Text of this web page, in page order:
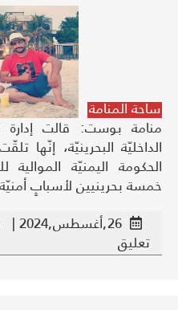
ساحة المنامة
منامة بوست: قالت إدارة
الداخليّة البحرينيّة، إنّها
الحكومة اليمنيّة الموالية
خمسة بحرينيين لأسبابٍ أمنيّة.
26,أغسطس,2024 |
تعليق